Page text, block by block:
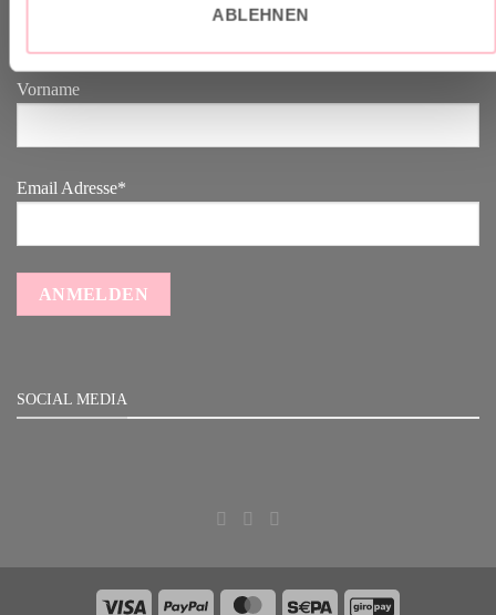
ABLEHNEN
Melde dich an zu unserem Good-News-Letter und spare 10% bei
deinem nächsten Einkauf. YEAH!
Vorname
Email Adresse*
SOCIAL MEDIA
Visa PayPal MasterCard Sepa GiroPay